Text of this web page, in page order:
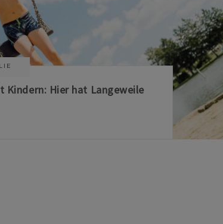
Kindern: Hier hat Langeweile